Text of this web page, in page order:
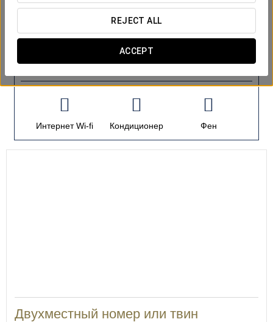
REJECT ALL
ACCEPT
ОСНОВНЫЕ УСЛУГИ
номера
Интернет Wi-fi Кондиционер Фен
Двухместный номер или твин